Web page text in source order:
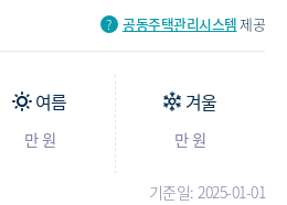
공동주택관리시스템제공
여름
만 원
겨울
만 원
기준일: 2025-01-01